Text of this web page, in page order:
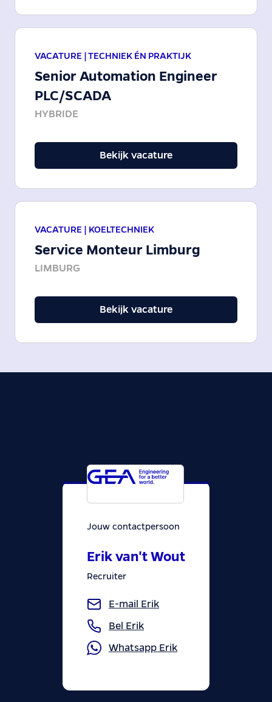
VACATURE | TECHNIEK ÉN PRAKTIJK
Senior Automation Engineer
PLC/SCADA
HYBRIDE
Bekijk vacature
VACATURE | KOELTECHNIEK
Service Monteur Limburg
LIMBURG
Bekijk vacature
Jouw contactpersoon
Erik van't Wout
Recruiter
E-mail Erik
Bel Erik
Whatsapp Erik